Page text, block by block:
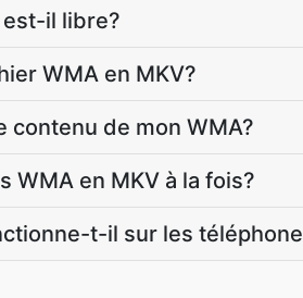
il libre?
WMA en MKV?
contenu de mon WMA?
en MKV à la fois?
t-il sur les